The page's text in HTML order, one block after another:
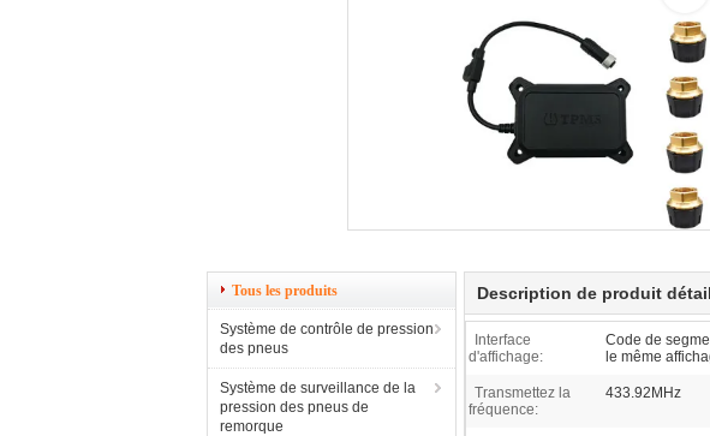
Tous les produits
Système de contrôle de pression
des pneus
Système de surveillance de la
pression des pneus de
remorque
Description de produit
Interface
d'affichage:
Code de
le même
Transmettez la
fréquence:
433.92MHz